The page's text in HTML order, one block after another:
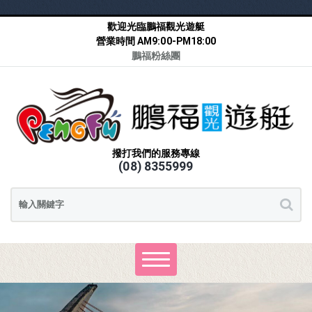
歡迎光臨鵬福觀光遊艇
營業時間 AM9:00-PM18:00
鵬福粉絲團
撥打我們的服務專線
(08) 8355999